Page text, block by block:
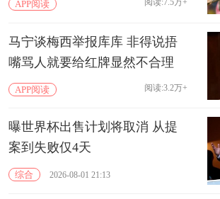
APP阅读 阅读:7.5万+
马宁谈梅西举报库库 非得说捂
嘴骂人就要给红牌显然不合理
APP阅读 阅读:3.2万+
曝世界杯出售计划将取消 从提
案到失败仅4天
综合 2026-08-01 21:13